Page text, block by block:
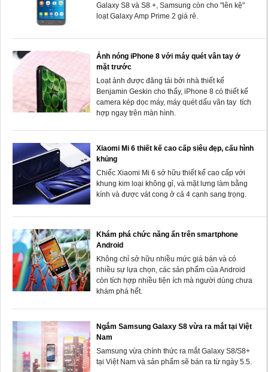
Galaxy S8 và S8 +, Samsung còn cho "lên kệ"
loạt Galaxy Amp Prime 2 giá rẻ.
Ảnh nóng iPhone 8 với máy quét vân tay ở
mặt trước
Loạt ảnh được đăng tải bởi nhà thiết kế
Benjamin Geskin cho thấy, iPhone 8 có thiết kế
camera kép dọc máy, máy quét dấu vân tay tích
hợp ngay trên màn hình.
Xiaomi Mi 6 thiết kế cao cấp siêu đẹp, cấu hình
khủng
Chiếc Xiaomi Mi 6 sở hữu thiết kế cao cấp với
khung kim loại không gỉ, và mặt lưng làm bằng
kính và được vát cong ở cả 4 cạnh sang trọng.
Khám phá chức năng ẩn trên smartphone
Android
Không chỉ sở hữu nhiều mức giá bán và có
nhiều sự lựa chọn, các sản phẩm của Android
còn tích hợp nhiều tiện ích mà người dùng chưa
khám phá hết.
Ngắm Samsung Galaxy S8 vừa ra mắt tại Việt
Nam
Samsung vừa chính thức ra mắt Galaxy S8/S8+
tại Việt Nam và sản phẩm sẽ bán ra từ ngày 5.5.